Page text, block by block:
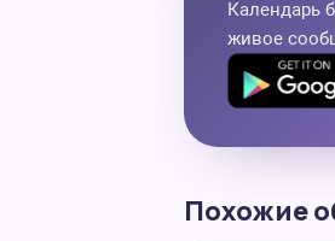
Календарь
живое
Похожие